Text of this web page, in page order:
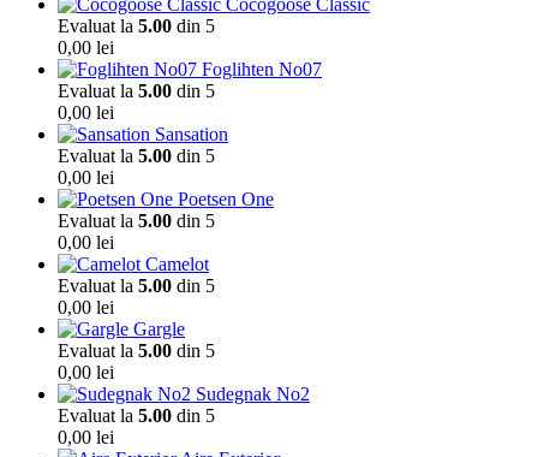
Evaluat la 5.00 din 5
0,00 lei
Foglihten No07
Evaluat la 5.00 din 5
0,00 lei
Sansation
Evaluat la 5.00 din 5
0,00 lei
Poetsen One
Evaluat la 5.00 din 5
0,00 lei
Camelot
Evaluat la 5.00 din 5
0,00 lei
Gargle
Evaluat la 5.00 din 5
0,00 lei
Sudegnak No2
Evaluat la 5.00 din 5
0,00 lei